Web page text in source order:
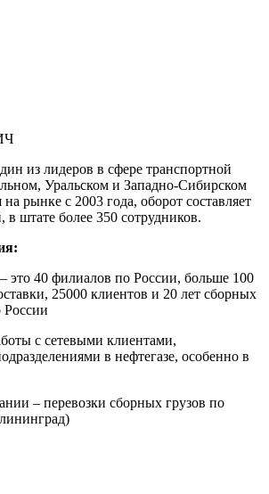
из лидеров в сфере транспортной
Уральском и Западно-Сибирском
рынке с 2003 года, оборот составляет
в штате более 350 сотрудников.
40 филиалов по России, больше 100
25000 клиентов и 20 лет сборных
России
с сетевыми клиентами,
в нефтегазе, особенно в
– перевозки сборных грузов по